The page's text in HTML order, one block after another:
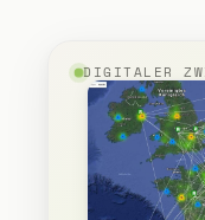
DIGITALER